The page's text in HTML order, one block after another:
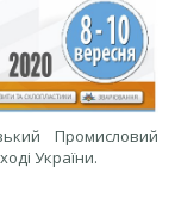
Промисловий
України.